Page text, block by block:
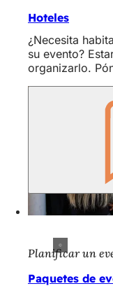
Hoteles
¿Necesita
su evento?
organizarlo.
Planificar un
Paquetes de